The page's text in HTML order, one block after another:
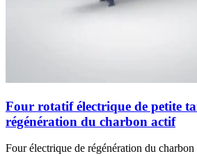
Four rotatif électrique de petite
régénération du charbon actif
Four électrique de régénération du